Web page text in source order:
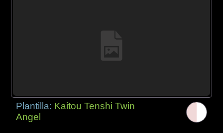
Plantilla: Kaitou Tenshi Twin
Angel